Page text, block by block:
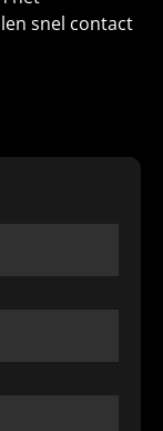
snel contact